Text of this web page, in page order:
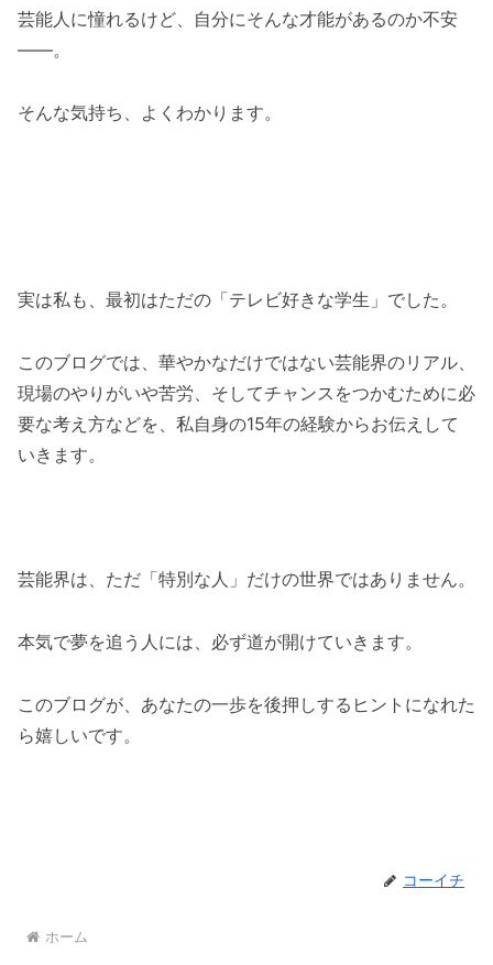
芸能人に憧れるけど、自分にそんな才能があるのか不安
——。
そんな気持ち、よくわかります。
実は私も、最初はただの「テレビ好きな学生」でした。
このブログでは、華やかなだけではない芸能界のリアル、
現場のやりがいや苦労、そしてチャンスをつかむために必
要な考え方などを、私自身の15年の経験からお伝えして
いきます。
芸能界は、ただ「特別な人」だけの世界ではありません。
本気で夢を追う人には、必ず道が開けていきます。
このブログが、あなたの一歩を後押しするヒントになれた
ら嬉しいです。
コーイチ
ホーム